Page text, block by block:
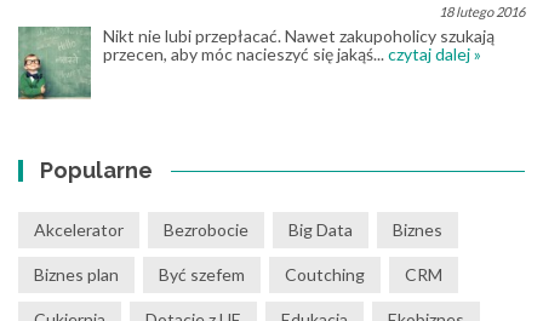
18 lutego 2016
Nikt nie lubi przepłacać. Nawet zakupoholicy szukają
przecen, aby móc nacieszyć się jakąś...czytaj dalej »
Popularne
Akcelerator Bezrobocie Big Data Biznes
Biznes plan Być szefem Coutching CRM